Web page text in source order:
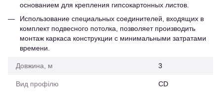
основанием для крепления гипсокартонных листов.
Использование специальных соединителей, входящих в
комплект подвесного потолка, позволяет производить
монтаж каркаса конструкции с минимальными затратами
времени.
Довжина, м 3
Вид профілю CD